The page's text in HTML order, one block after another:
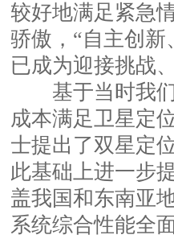
较好地满足紧急
骄傲，“自主创
已成为迎接挑战
基于当时我们
成本满足卫星定
士提出了双星定
此基础上进一步
盖我国和东南亚
系统综合性能全